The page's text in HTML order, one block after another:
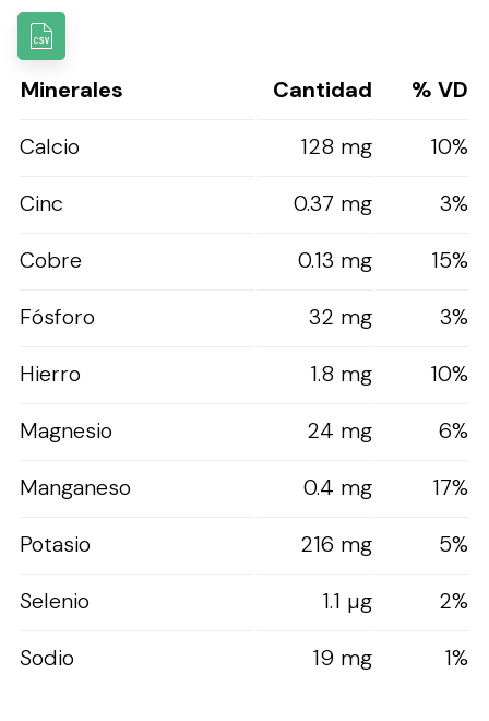
Minerales Cantidad
% VD
Calcio
128 mg
10%
Cinc
0.37 mg
3%
Cobre
0.13 mg
15%
Fósforo
32 mg
3%
Hierro
1.8 mg
10%
Magnesio
24 mg
6%
Manganeso
0.4 mg
17%
Potasio
216 mg
5%
Selenio
1.1 µg
2%
Sodio
19 mg 1%